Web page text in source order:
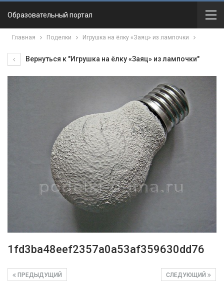
Образовательный портал
Главная Поделки Игрушка на ёлку «Заяц» из лампочки
Вернуться к "Игрушка на ёлку «Заяц» из лампочки"
1fd3ba48eef2357a0a53af359630dd76
СЛЕДУЮЩИЙ
ПРЕДЫДУЩИЙ